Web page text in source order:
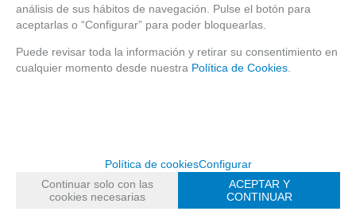
análisis de sus hábitos de navegación. Pulse el botón para
aceptarlas o “Configurar” para poder bloquearlas.
Puede revisar toda la información y retirar su consentimiento en
cualquier momento desde nuestra Política de Cookies
Política de cookiesConfigurar
Continuar solo con las
cookies necesarias
ACEPTAR Y
CONTINUAR